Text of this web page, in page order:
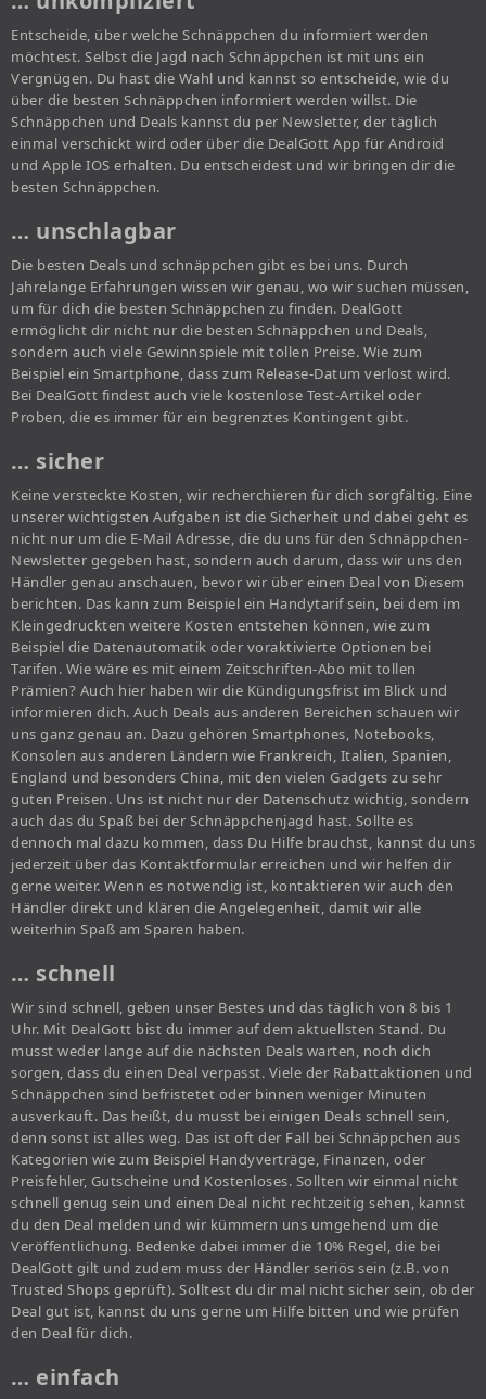
Entscheide, über welche Schnäppchen du informiert werden
möchtest. Selbst die Jagd nach Schnäppchen ist mit uns ein
Vergnügen. Du hast die Wahl und kannst so entscheide, wie du
über die besten Schnäppchen informiert werden willst. Die
Schnäppchen und Deals kannst du per Newsletter, der täglich
einmal verschickt wird oder über die DealGott App für Android
und Apple IOS erhalten. Du entscheidest und wir bringen dir die
besten Schnäppchen.
… unschlagbar
Die besten Deals und schnäppchen gibt es bei uns. Durch
Jahrelange Erfahrungen wissen wir genau, wo wir suchen müssen,
um für dich die besten Schnäppchen zu finden. DealGott
ermöglicht dir nicht nur die besten Schnäppchen und Deals,
sondern auch viele Gewinnspiele mit tollen Preise. Wie zum
Beispiel ein Smartphone, dass zum Release-Datum verlost wird.
Bei DealGott findest auch viele kostenlose Test-Artikel oder
Proben, die es immer für ein begrenztes Kontingent gibt.
… sicher
Keine versteckte Kosten, wir recherchieren für dich sorgfältig. Eine
unserer wichtigsten Aufgaben ist die Sicherheit und dabei geht es
nicht nur um die E-Mail Adresse, die du uns für den Schnäppchen-
Newsletter gegeben hast, sondern auch darum, dass wir uns den
Händler genau anschauen, bevor wir über einen Deal von Diesem
berichten. Das kann zum Beispiel ein Handytarif sein, bei dem im
Kleingedruckten weitere Kosten entstehen können, wie zum
Beispiel die Datenautomatik oder voraktivierte Optionen bei
Tarifen. Wie wäre es mit einem Zeitschriften-Abo mit tollen
Prämien? Auch hier haben wir die Kündigungsfrist im Blick und
informieren dich. Auch Deals aus anderen Bereichen schauen wir
uns ganz genau an. Dazu gehören Smartphones, Notebooks,
Konsolen aus anderen Ländern wie Frankreich, Italien, Spanien,
England und besonders China, mit den vielen Gadgets zu sehr
guten Preisen. Uns ist nicht nur der Datenschutz wichtig, sondern
auch das du Spaß bei der Schnäppchenjagd hast. Sollte es
dennoch mal dazu kommen, dass Du Hilfe brauchst, kannst du uns
jederzeit über das Kontaktformular erreichen und wir helfen dir
gerne weiter. Wenn es notwendig ist, kontaktieren wir auch den
Händler direkt und klären die Angelegenheit, damit wir alle
weiterhin Spaß am Sparen haben.
… schnell
Wir sind schnell, geben unser Bestes und das täglich von 8 bis 1
Uhr. Mit DealGott bist du immer auf dem aktuellsten Stand. Du
musst weder lange auf die nächsten Deals warten, noch dich
sorgen, dass du einen Deal verpasst. Viele der Rabattaktionen und
Schnäppchen sind befristetet oder binnen weniger Minuten
ausverkauft. Das heißt, du musst bei einigen Deals schnell sein,
denn sonst ist alles weg. Das ist oft der Fall bei Schnäppchen aus
Kategorien wie zum Beispiel Handyverträge, Finanzen, oder
Preisfehler, Gutscheine und Kostenloses. Sollten wir einmal nicht
schnell genug sein und einen Deal nicht rechtzeitig sehen, kannst
du den Deal melden und wir kümmern uns umgehend um die
Veröffentlichung. Bedenke dabei immer die 10% Regel, die bei
DealGott gilt und zudem muss der Händler seriös sein (z.B. von
Trusted Shops geprüft). Solltest du dir mal nicht sicher sein, ob der
Deal gut ist, kannst du uns gerne um Hilfe bitten und wie prüfen
den Deal für dich.
… einfach